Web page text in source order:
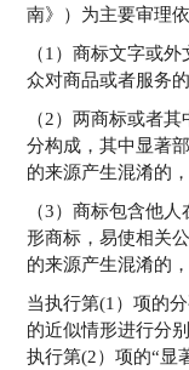
南》）为主要审理
（1）商标文字或
众对商品或者服务
（2）两商标或者
分构成，其中显著
的来源产生混淆的
（3）商标包含他
形商标，易使相关
的来源产生混淆的
当执行第(1）项的
的近似情形进行分
执行第(2）项的“显